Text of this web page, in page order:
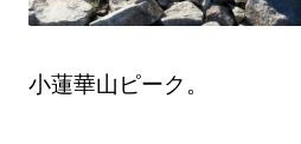
小蓮華山ピーク。